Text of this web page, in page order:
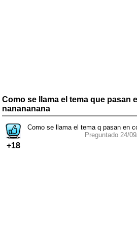
Como se llama el tema que pasan
nanananana
+18
Como se llama el tema q pasan en
Preguntado 24/